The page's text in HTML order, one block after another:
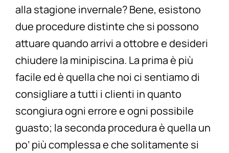
alla stagione invernale? Bene, esistono
due procedure distinte che si possono
attuare quando arrivi a ottobre e desideri
chiudere la minipiscina. La prima è più
facile ed è quella che noi ci sentiamo di
consigliare a tutti i clienti in quanto
scongiura ogni errore e ogni possibile
guasto; la seconda procedura è quella un
po’ più complessa e che solitamente si